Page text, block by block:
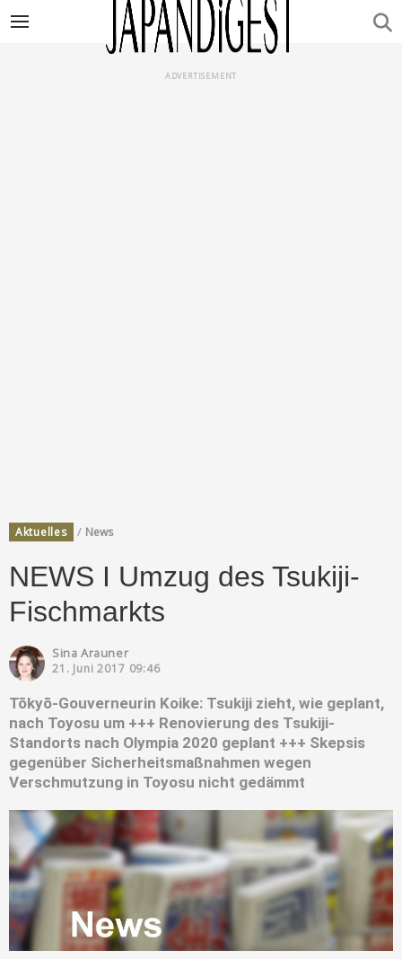
ADVERTISEMENT
Aktuelles / News
NEWS I Umzug des Tsukiji-
Fischmarkts
Sina Arauner
21. Juni 2017 09:46
Tōkyō-Gouverneurin Koike: Tsukiji zieht, wie geplant,
nach Toyosu um +++ Renovierung des Tsukiji-
Standorts nach Olympia 2020 geplant +++ Skepsis
gegenüber Sicherheitsmaßnahmen wegen
Verschmutzung in Toyosu nicht gedämmt